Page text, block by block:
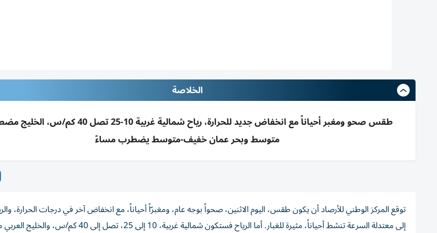
الخلاصة
طقس صحو ومغبر أحياناً مع انخفاض جديد للحرارة، رياح شمالية غربية 10-25 تصل
متوسط وبحر عمان خفيف-متوسط يضطرب مساءً
توقع المركز الوطني للأرصاد أن يكون طقس، اليوم الاثنين، صحواً بوجه عام، ومغبرّاً أحياناً، مع انخفاض آخر في درجات الحرارة،
إلى معتدلة السرعة تنشط أحياناً، مثيرة للغبار. أما الرياح فستكون شمالية غربية، 10 إلى 25، تصل